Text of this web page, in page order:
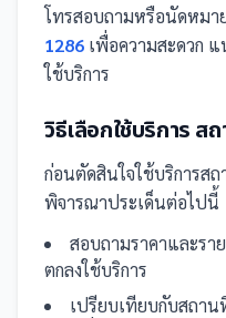
โทรสอบถามหรือนัดหมา
1286 เพื่อความสะดวก
ใช้บริการ
วิธีเลือกใช้บริการ ส
ก่อนตัดสินใจใช้บริการสถ
พิจารณาประเด็นต่อไปนี้
สอบถามราคาและรา
ตกลงใช้บริการ
เปรียบเทียบกับสถาน